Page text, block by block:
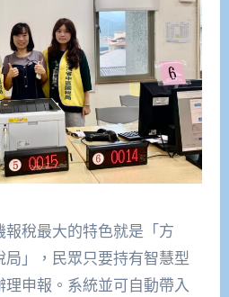
稅最大的特色就是「方
」，民眾只要持有智慧型
申報。系統並可自動帶入